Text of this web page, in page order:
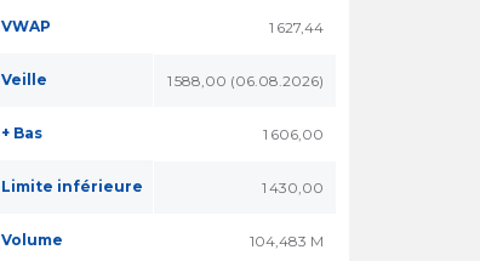
VWAP 1 627,44
Veille 1 588,00 (06.08.2026)
+ Bas 1 606,00
Limite inférieure 1 430,00
Volume 104,483 M